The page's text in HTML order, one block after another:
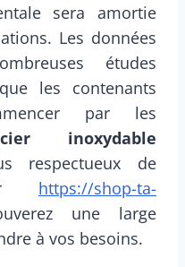
sera amortie
Les données
études
les contenants
par les
inoxydable
respectueux de
https://shop-ta-
une large
à vos besoins.